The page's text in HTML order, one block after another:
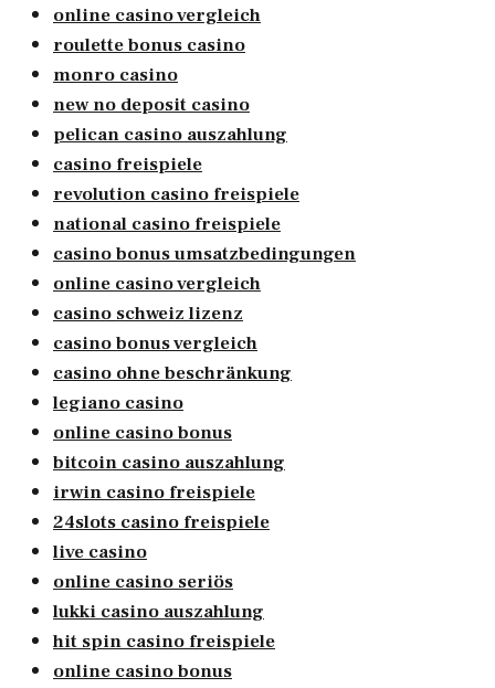
online casino vergleich
roulette bonus casino
monro casino
new no deposit casino
pelican casino auszahlung
casino freispiele
revolution casino freispiele
national casino freispiele
casino bonus umsatzbedingungen
online casino vergleich
casino schweiz lizenz
casino bonus vergleich
casino ohne beschränkung
legiano casino
online casino bonus
bitcoin casino auszahlung
irwin casino freispiele
24slots casino freispiele
live casino
online casino seriös
lukki casino auszahlung
hit spin casino freispiele
online casino bonus